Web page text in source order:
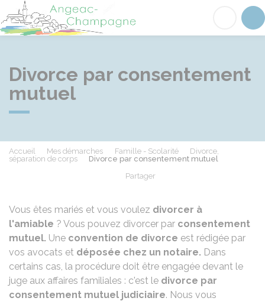
Angeac-Champagne
Divorce par consentement
mutuel
Accueil Mes démarches Famille - Scolarité
Divorce,
séparation de corps
Divorce par consentement mutuel
Partager
Vous êtes mariés et vous voulez divorcer à
l'amiable ? Vous pouvez divorcer par consentement
mutuel. Une convention de divorce est rédigée par
vos avocats et déposée chez un notaire. Dans
certains cas, la procédure doit être engagée devant le
juge aux affaires familiales : c'est le divorce par
consentement mutuel judiciaire. Nous vous